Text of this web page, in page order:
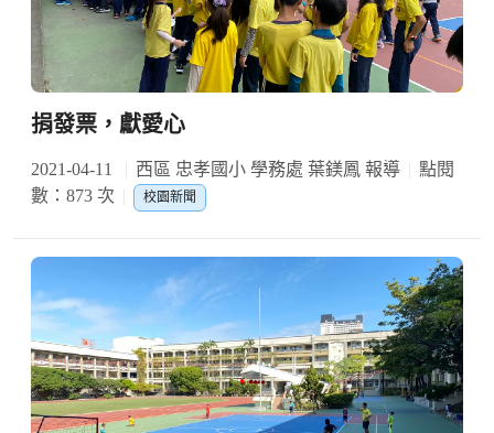
捐發票，獻愛心
2021-04-11 西區 忠孝國小 學務處 葉鎂鳳 報導
點閱
數：873 次
校園新聞